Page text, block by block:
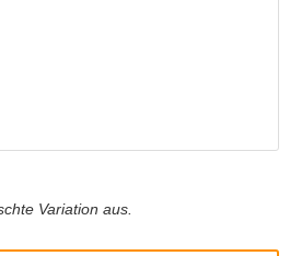
Variation aus.